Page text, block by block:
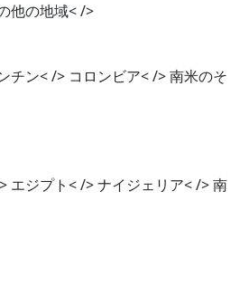
他の地域< />
チン< /> コロンビア< /> 南米のそ
エジプト< /> ナイジェリア< /> 南